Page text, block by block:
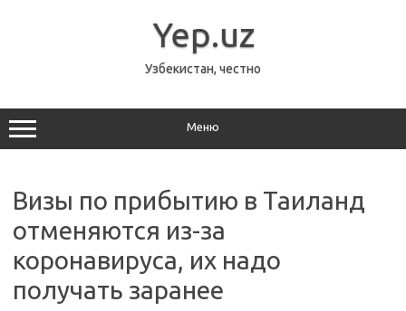
Yep.uz
Узбекистан, честно
Меню
Визы по прибытию в Таиланд
отменяются из-за
коронавируса, их надо
получать заранее